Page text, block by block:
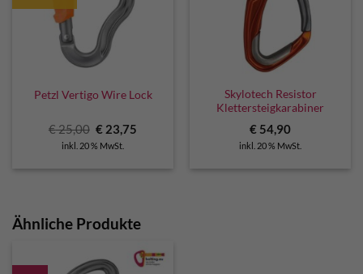
Petzl Vertigo Wire Lock
€25,00 Ursprünglicher
Preis
war:
€ 23,75
inkl. 20 % MwSt.
Skylotech Resistor
Klettersteigkarabiner
€ 54,90
inkl. 20 % MwSt.
Ähnliche Produkte